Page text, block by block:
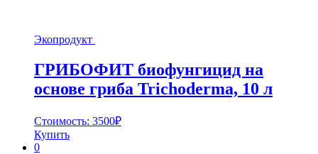
Экопродукт
ГРИБОФИТ биофунгицид на
основе гриба Trichoderma, 10 л
Стоимость: 3500₽
Купить
0